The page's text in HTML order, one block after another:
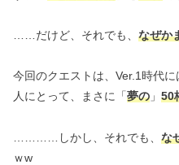
……だけど、それでも、 なぜか
今回のクエストは、Ver.1時代に
人にとって、まさに「夢の 」 50
…………しかし、それでも、 な
ｗw